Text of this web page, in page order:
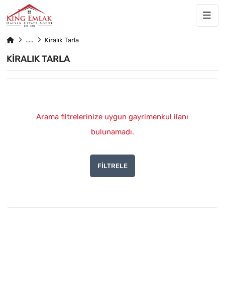
Kiralık Tarla
KIRALIK TARLA
Arama filtrelerinize uygun gayrimenkul ilanı
bulunamadı.
FILTRELE